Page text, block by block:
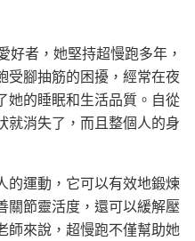
好者，她堅持超慢跑多年，
受腳抽筋的困擾，經常在夜
她的睡眠和生活品質。自從
就消失了，而且整個人的身
的運動，它可以有效地鍛煉
關節靈活度，還可以緩解壓
師來說，超慢跑不僅幫助她